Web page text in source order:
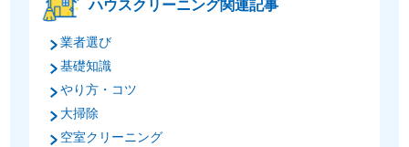
ハウスクリーニング関連記事
業者選び
基礎知識
やり方・コツ
大掃除
空室クリーニング